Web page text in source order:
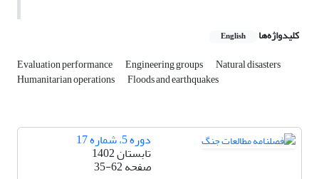
کلیدواژه‌ها English
Evaluation performance Engineering groups Natural disasters
Humanitarian operations Floods and earthquakes
دوره 5، شماره 17
تابستان 1402
صفحه35-62